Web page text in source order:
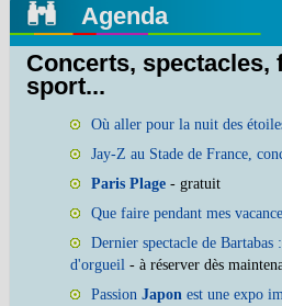
Agenda
Concerts, spectacles,
sport...
Où aller pour la nuit des
Jay-Z au Stade de France,
Paris Plage - gratuit
Que faire pendant mes
Dernier spectacle de
d'orgueil - à réserver dès
Passion Japon est une expo